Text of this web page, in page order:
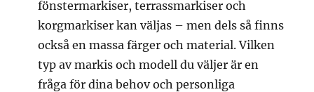
fönstermarkiser, terrassmarkiser och
korgmarkiser kan väljas – men dels så finns
också en massa färger och material. Vilken
typ av markis och modell du väljer är en
fråga för dina behov och personliga